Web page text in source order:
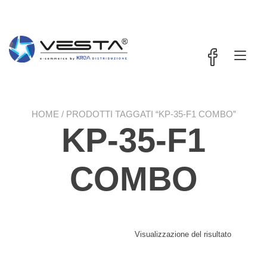
HOME / PRODOTTI TAGGATI “KP-35-F1 COMBO”
KP-35-F1
COMBO
Visualizzazione del risultato